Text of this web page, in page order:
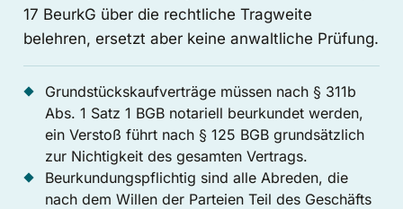
17 BeurkG über die rechtliche Tragweite
belehren, ersetzt aber keine anwaltliche Prüfung.
Grundstückskaufverträge müssen nach § 311b
Abs. 1 Satz 1 BGB notariell beurkundet werden,
ein Verstoß führt nach § 125 BGB grundsätzlich
zur Nichtigkeit des gesamten Vertrags.
Beurkundungspflichtig sind alle Abreden, die
nach dem Willen der Parteien Teil des Geschäfts